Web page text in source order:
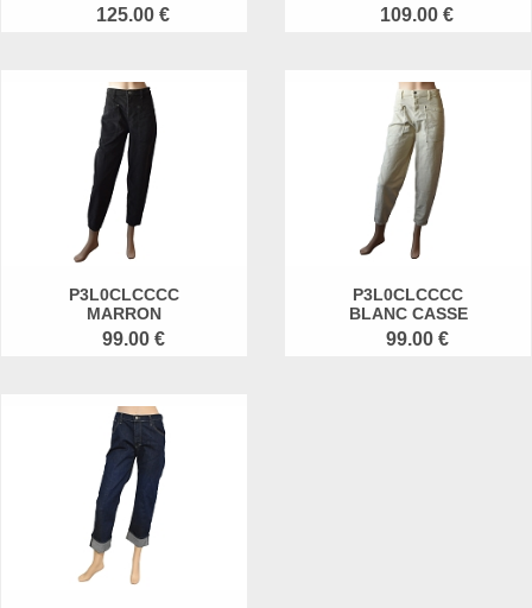
125.00 € 109.00 €
P3L0CLCCCC
MARRON
99.00 €
P3L0CLCCCC
BLANC CASSE
99.00 €